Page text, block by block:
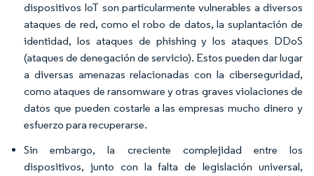
dispositivos IoT son particularmente vulnerables a diversos
ataques de red, como el robo de datos, la suplantación de
identidad, los ataques de phishing y los ataques DDoS
(ataques de denegación de servicio). Estos pueden dar lugar
a diversas amenazas relacionadas con la ciberseguridad,
como ataques de ransomware y otras graves violaciones de
datos que pueden costarle a las empresas mucho dinero y
esfuerzo para recuperarse.
Sin embargo, la creciente complejidad entre los
dispositivos, junto con la falta de legislación universal,